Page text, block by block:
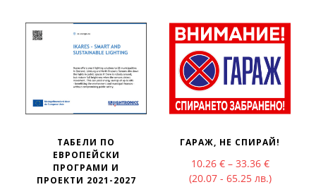
ТАБЕЛИ ПО
ЕВРОПЕЙСКИ
ПРОГРАМИ И
ПРОЕКТИ 2021-2027
ГАРАЖ, НЕ СПИРАЙ!
10.26 € – 33.36 €Price
(20.07 - 65.25 лв.)